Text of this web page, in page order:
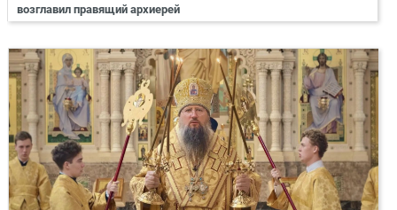
возглавил правящий архиерей